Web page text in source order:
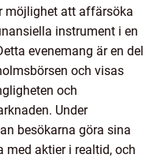
möjlighet att affärsöka
instrument i en
evenemang är en del
och visas
och
Under
besökarna göra sina
med aktier i realtid, och